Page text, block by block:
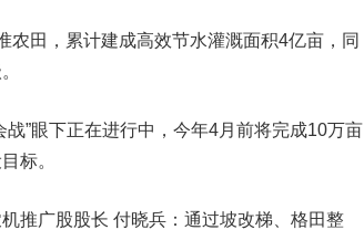
田，累计建成高效节水灌溉面积4亿亩，同
”眼下正在进行中，今年4月前将完成10万亩
标。
推广股股长 付晓兵：通过坡改梯、格田整